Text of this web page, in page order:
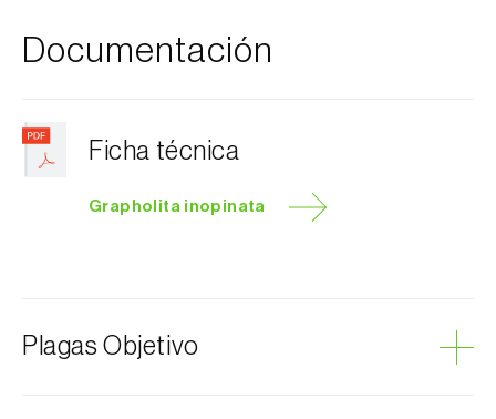
Documentación
Ficha técnica
Grapholita inopinata
Plagas Objetivo